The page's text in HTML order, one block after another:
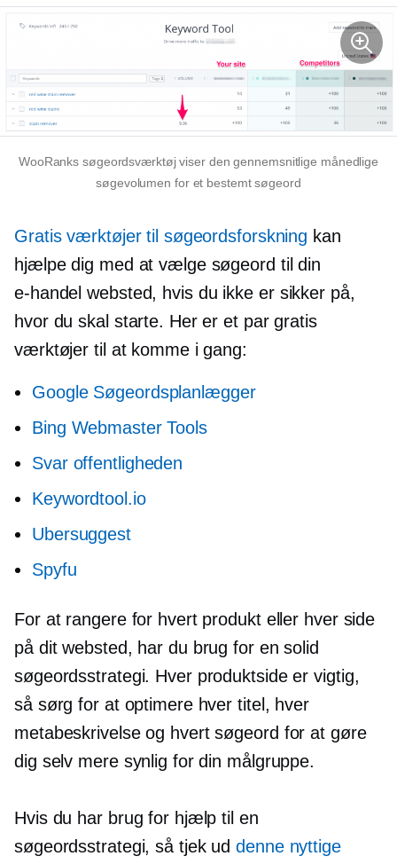
WooRanks søgeordsværktøj viser den gennemsnitlige månedlige
søgevolumen for et bestemt søgeord
Gratis værktøjer til søgeordsforskning kan
hjælpe dig med at vælge søgeord til din
e-handel websted, hvis du ikke er sikker på,
hvor du skal starte. Her er et par gratis
værktøjer til at komme i gang:
Google Søgeordsplanlægger
Bing Webmaster Tools
Svar offentligheden
Keywordtool.io
Ubersuggest
Spyfu
For at rangere for hvert produkt eller hver side
på dit websted, har du brug for en solid
søgeordsstrategi. Hver produktside er vigtig,
så sørg for at optimere hver titel, hver
metabeskrivelse og hvert søgeord for at gøre
dig selv mere synlig for din målgruppe.
Hvis du har brug for hjælp til en
søgeordsstrategi, så tjek uddenne nyttige